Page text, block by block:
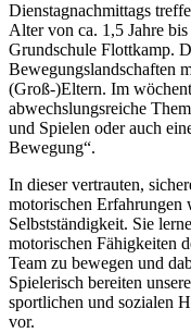
Dienstagnachmittags
Alter von ca. 1,5 Jahre
Grundschule Flottkamp.
Bewegungslandschaften
(Groß-)Eltern. Im
abwechslungsreiche
und Spielen oder auch
Bewegung“.
In dieser vertrauten,
motorischen Erfahrungen
Selbstständigkeit. Sie
motorischen Fähigkeiten
Team zu bewegen und
Spielerisch bereiten
sportlichen und sozialen
vor.